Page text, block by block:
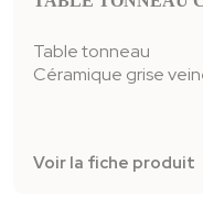
Table tonneau
Céramique grise
Voir la fiche produit